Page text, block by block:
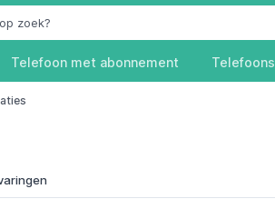
Telefoon met abonnement Telefoons